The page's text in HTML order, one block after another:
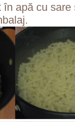
apă cu